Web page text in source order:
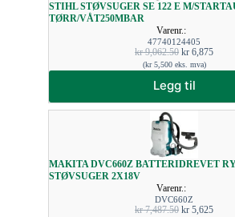
STIHL STØVSUGER SE 122 E M/
TØRR/VÅT250MBAR
Varenr.:
47740124405
kr9,062.50 kr 6,875
(kr5,500eks. mva)
Legg til
MAKITA DVC660Z BATTERIDREVET
STØVSUGER 2X18V
Varenr.:
DVC660Z
kr7,487.50 kr 5,625